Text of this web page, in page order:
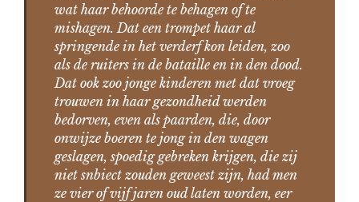
wat haar behoorde te behagen of te
mishagen. Dat een trompet haar al
springende in het verderf kon leiden, zoo
als de ruiters in de bataille en in den dood.
Dat ook zoo jonge kinderen met dat vroeg
trouwen in haar gezondheid werden
bedorven, even als paarden, die, door
onwijze boeren te jong in den wagen
geslagen, spoedig gebreken krijgen, die zij
niet snbiect zouden geweest zijn, had men
ze vier of vijf jaren oud laten worden, eer